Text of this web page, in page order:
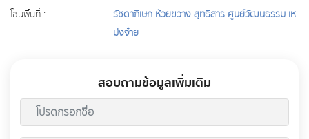
โซนพื้นที่ :
รัชดาภิเษก ห้วยขวาง สุทธิสาร ศูนย์วัฒนธรรม เห
ม่งจ๋าย
สอบถามข้อมูลเพิ่มเติม